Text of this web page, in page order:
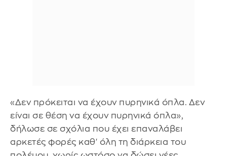
«Δεν πρόκειται να έχουν πυρηνικά όπλα. Δεν
είναι σε θέση να έχουν πυρηνικά όπλα»,
δήλωσε σε σχόλια που έχει επαναλάβει
αρκετές φορές καθ' όλη τη διάρκεια του